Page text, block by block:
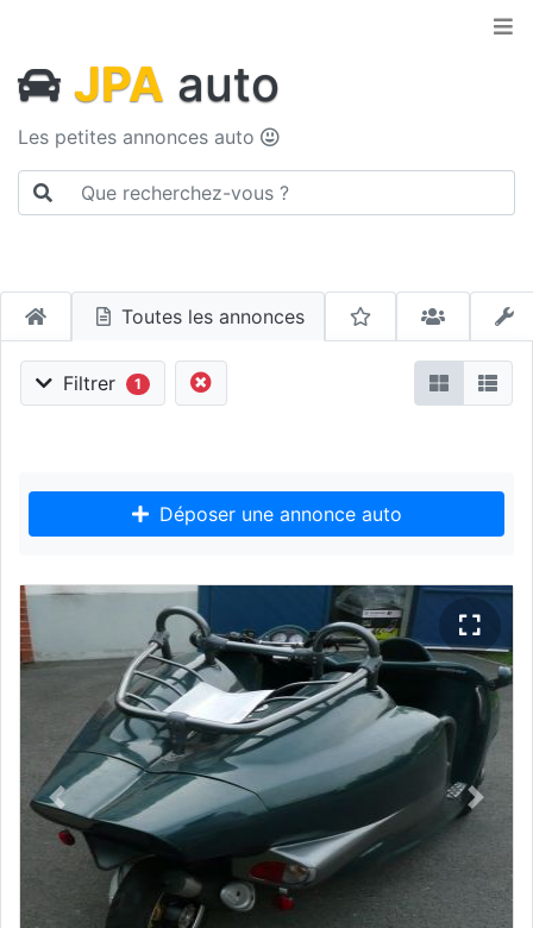
JPA auto
Les petites annonces auto
Toutes les annonces
Filtrer 1
Déposer une annonce auto
Previous Next